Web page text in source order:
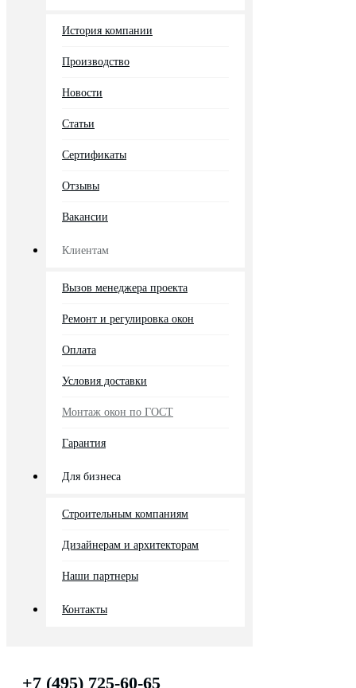
История компании
Производство
Новости
Статьи
Сертификаты
Отзывы
Вакансии
Клиентам
Вызов менеджера проекта
Ремонт и регулировка окон
Оплата
Условия доставки
Монтаж окон по ГОСТ
Гарантия
Для бизнеса
Строительным компаниям
Дизайнерам и архитекторам
Наши партнеры
Контакты
+7 (495) 725-60-65